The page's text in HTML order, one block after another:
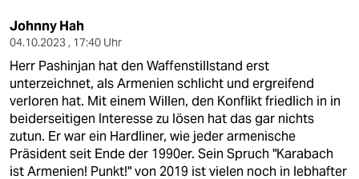
Johnny Hah
04.10.2023 , 17:40 Uhr
Herr Pashinjan hat den Waffenstillstand erst
unterzeichnet, als Armenien schlicht und ergreifend
verloren hat. Mit einem Willen, den Konflikt friedlich in in
beiderseitigen Interesse zu lösen hat das gar nichts
zutun. Er war ein Hardliner, wie jeder armenische
Präsident seit Ende der 1990er. Sein Spruch "Karabach
ist Armenien! Punkt!" von 2019 ist vielen noch in lebhafter